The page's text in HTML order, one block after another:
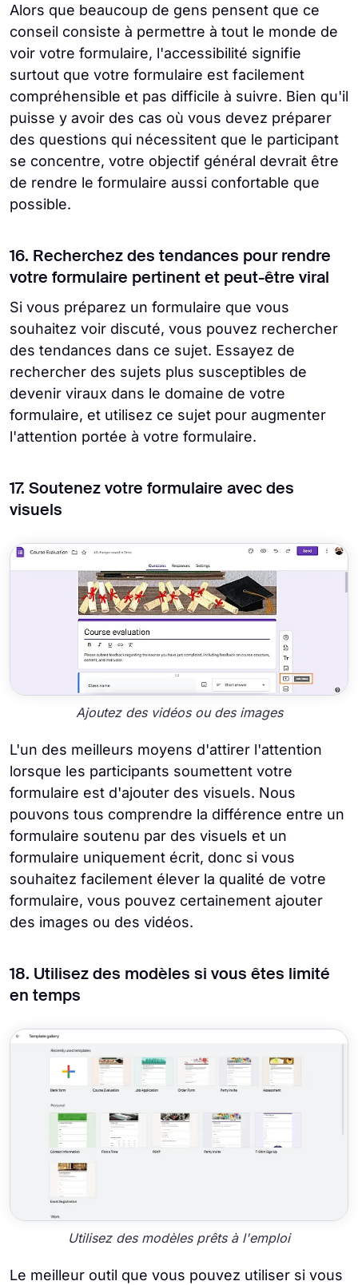
Alors que beaucoup de gens pensent que ce
conseil consiste à permettre à tout le monde de
voir votre formulaire, l'accessibilité signifie
surtout que votre formulaire est facilement
compréhensible et pas difficile à suivre. Bien qu'il
puisse y avoir des cas où vous devez préparer
des questions qui nécessitent que le participant
se concentre, votre objectif général devrait être
de rendre le formulaire aussi confortable que
possible.
16. Recherchez des tendances pour rendre
votre formulaire pertinent et peut-être viral
Si vous préparez un formulaire que vous
souhaitez voir discuté, vous pouvez rechercher
des tendances dans ce sujet. Essayez de
rechercher des sujets plus susceptibles de
devenir viraux dans le domaine de votre
formulaire, et utilisez ce sujet pour augmenter
l'attention portée à votre formulaire.
17. Soutenez votre formulaire avec des
visuels
Ajoutez des vidéos ou des images
L'un des meilleurs moyens d'attirer l'attention
lorsque les participants soumettent votre
formulaire est d'ajouter des visuels. Nous
pouvons tous comprendre la différence entre un
formulaire soutenu par des visuels et un
formulaire uniquement écrit, donc si vous
souhaitez facilement élever la qualité de votre
formulaire, vous pouvez certainement ajouter
des images ou des vidéos.
18. Utilisez des modèles si vous êtes limité
en temps
Utilisez des modèles prêts à l'emploi
Le meilleur outil que vous pouvez utiliser si vous